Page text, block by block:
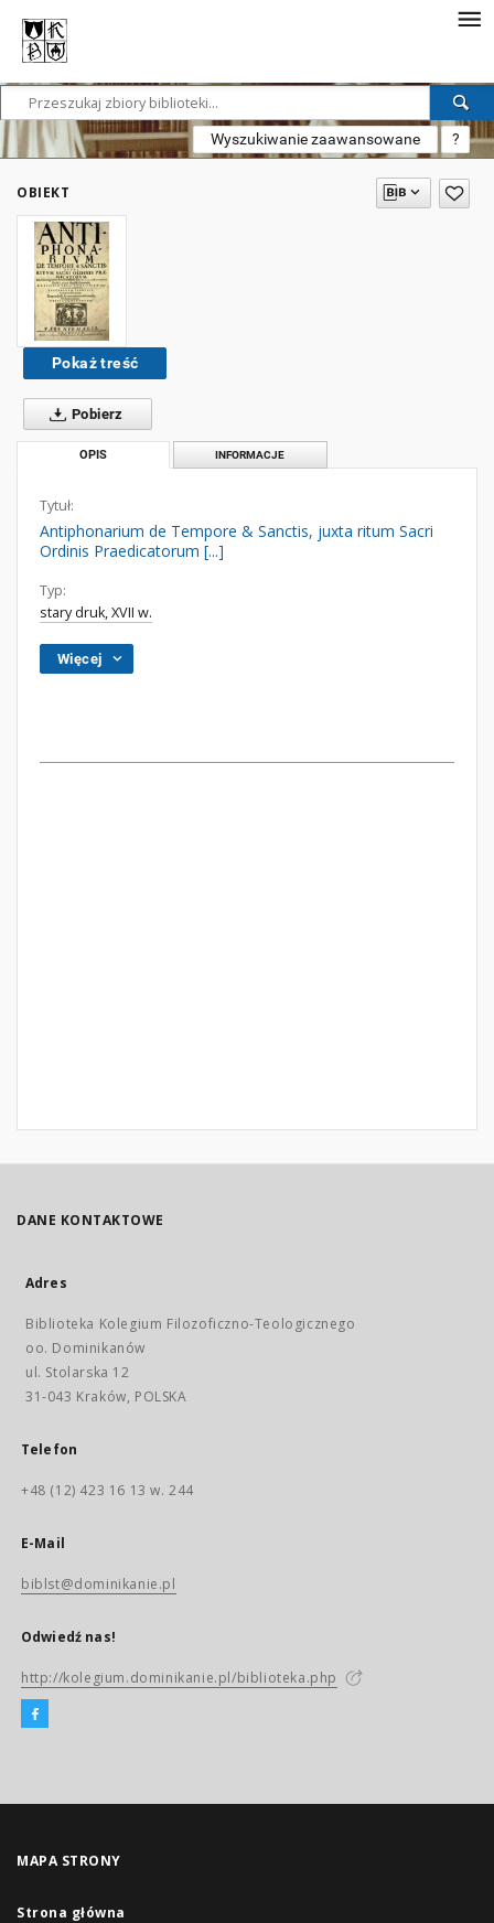
Wyszukiwanie zaawansowane ?
OBIEKT
Pokaż treść
Pobierz
OPIS INFORMACJE
Tytuł:
Antiphonarium de Tempore & Sanctis, juxta ritum Sacri
Ordinis Praedicatorum [...]
Typ:
stary druk, XVII w.
Więcej
DANE KONTAKTOWE
Adres
Biblioteka Kolegium Filozoficzno-Teologicznego
oo. Dominikanów
ul. Stolarska 12
31-043 Kraków, POLSKA
Telefon
+48 (12) 423 16 13 w. 244
E-Mail
biblst@dominikanie.pl
Odwiedź nas!
http://kolegium.dominikanie.pl/biblioteka.php
MAPA STRONY
Strona główna